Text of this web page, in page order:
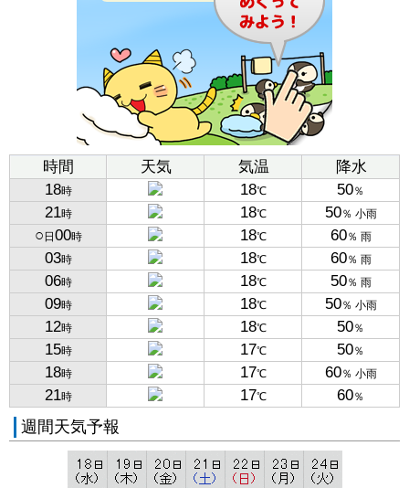
時間 天気 気温
降水
18時 18℃ 50％
21時 18℃ 50％ 小雨
○ 日 00時 18℃ 60％ 雨
03時 18℃ 60％ 雨
06時 18℃ 50％ 雨
09時 18℃ 50％ 小雨
12時 18℃ 50％
15時 17℃ 50％
18時 17℃ 60％ 小雨
21時 17℃ 60％
週間天気予報